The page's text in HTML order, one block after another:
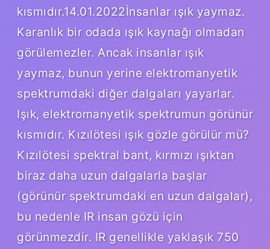
kısmıdır.14.01.2022İnsanlar ışık yaymaz.
Karanlık bir odada ışık kaynağı olmadan
görülemezler. Ancak insanlar ışık
yaymaz, bunun yerine elektromanyetik
spektrumdaki diğer dalgaları yayarlar.
Işık, elektromanyetik spektrumun görünür
kısmıdır. Kızılötesi ışık gözle görülür mü?
Kızılötesi spektral bant, kırmızı ışıktan
biraz daha uzun dalgalarla başlar
(görünür spektrumdaki en uzun dalgalar),
bu nedenle IR insan gözü için
görünmezdir. IR genellikle yaklaşık 750